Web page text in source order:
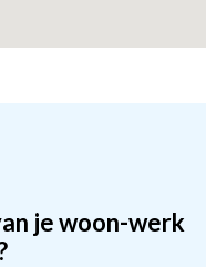
je woon-werk